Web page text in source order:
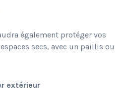
également protéger vos
secs, avec un paillis ou
extérieur